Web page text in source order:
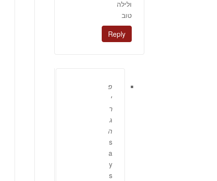
ולילה
טוב
Reply
פ
י
ר
ג
ה
s
a
y
s